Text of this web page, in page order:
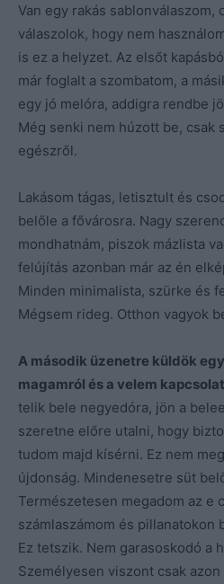
Van egy rakás sablonválaszom,
válaszolok, hogy nem
is ez a helyzet. Az elsőt
már foglalt a szombatom, a
egy jó melóra, addigra rendbe
Még senki nem húzott be, csak
egészről.
Lakásom tágas, letisztult és
belőle a fővárosra. Nagy
mondhatnám, piszok mázlista
felújítás azonban már az én
Minden minimalista, szürke és
Mégsem rideg. Otthon vagyok
A második üzenetre küldök
magamról és a velem
telik bele negyedóra, jön a
szeretne előre utalni, hogy
tudom majd kísérni. Ez nem
újdonság. Mindenesetre süt
Természetesen megadom az e
számlaszámom és pillanatokon
Ez tetszik. Nem garasoskodó a
Személyesen viszont csak